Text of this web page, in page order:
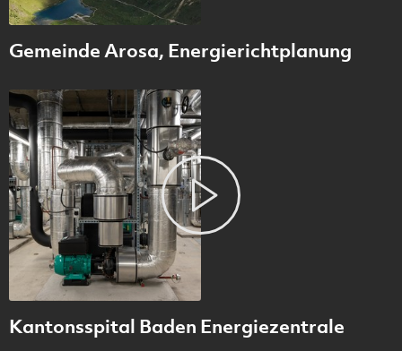
Gemeinde Arosa, Energierichtplanung
Kantonsspital Baden Energiezentrale